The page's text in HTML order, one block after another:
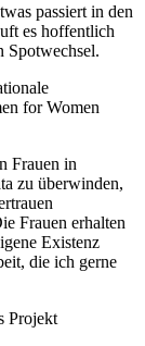
passiert in den
es hoffentlich
Spotwechsel.
for Women
Frauen in
zu überwinden,
Frauen erhalten
Existenz
die ich gerne
Projekt